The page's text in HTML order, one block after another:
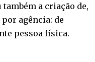
a criação de,
agência: de
pessoa física.